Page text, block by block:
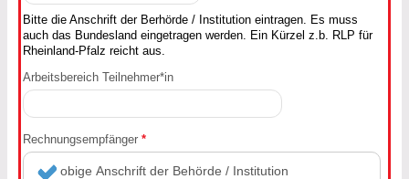
Bitte die Anschrift der Berhörde / Institution eintragen. Es muss
auch das Bundesland eingetragen werden. Ein Kürzel z.b. RLP für
Rheinland-Pfalz reicht aus.
Arbeitsbereich Teilnehmer*in
Rechnungsempfänger *
obige Anschrift der Behörde / Institution